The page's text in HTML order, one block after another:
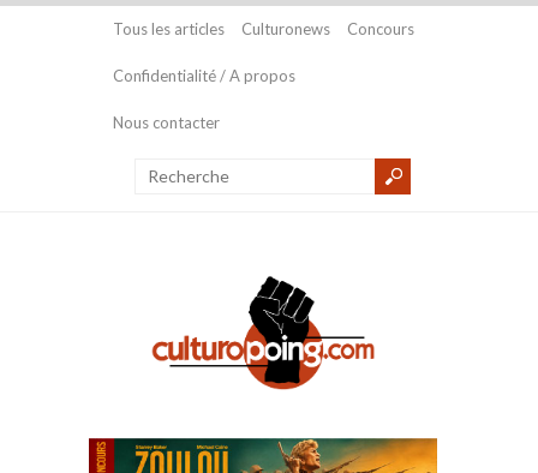
Tous les articles Culturonews Concours
Confidentialité / A propos
Nous contacter